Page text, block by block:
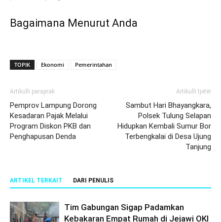
Bagaimana Menurut Anda
TOPIK Ekonomi Pemerintahan
Artikulli paraprak
Pemprov Lampung Dorong
Kesadaran Pajak Melalui
Program Diskon PKB dan
Penghapusan Denda
Artikulli tjetër
Sambut Hari Bhayangkara,
Polsek Tulung Selapan
Hidupkan Kembali Sumur Bor
Terbengkalai di Desa Ujung
Tanjung
ARTIKEL TERKAIT DARI PENULIS
Tim Gabungan Sigap Padamkan
Kebakaran Empat Rumah di Jejawi OKI